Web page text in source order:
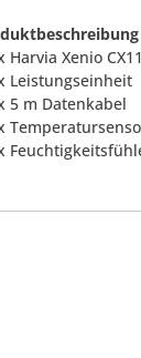
Harvia Xenio
Leistungseinheit
5 m Datenkabel